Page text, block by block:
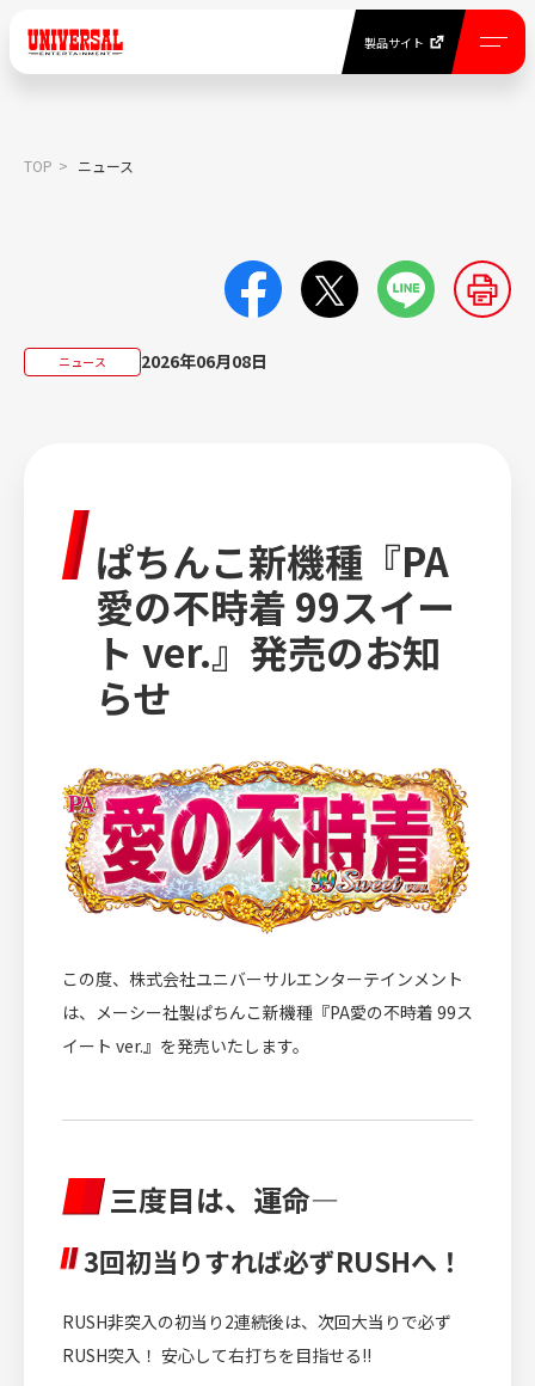
製品サイト
製品サイト
当社について
IR INFORMATION
投資家情報
RECRUIT
CULTURE
文化・芸術活動
EN
TOP ニュース
ニュース 2026年06月08日
ぱちんこ新機種『PA
愛の不時着 99スイー
ト ver.』発売のお知
らせ
この度、株式会社ユニバーサルエンターテインメント
は、メーシー社製ぱちんこ新機種『PA愛の不時着 99ス
イート ver.』を発売いたします。
三度目は、運命―
3回初当りすれば必ずRUSHへ！
RUSH非突入の初当り2連続後は、次回大当りで必ず
RUSH突入！ 安心して右打ちを目指せる!!